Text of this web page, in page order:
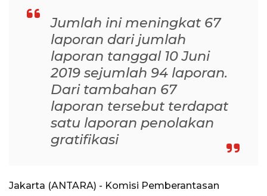
Jumlah ini meningkat 67
laporan dari jumlah
laporan tanggal 10 Juni
2019 sejumlah 94 laporan.
Dari tambahan 67
laporan tersebut terdapat
satu laporan penolakan
gratifikasi
Jakarta (ANTARA) - Komisi Pemberantasan